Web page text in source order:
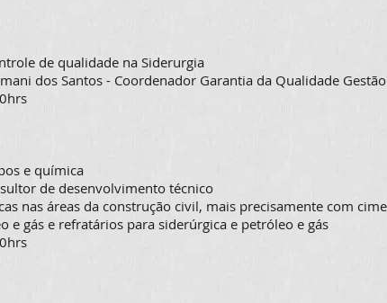
de qualidade na Siderurgia
dos Santos - Coordenador Garantia da Qualidade
e química
de desenvolvimento técnico
nas áreas da construção civil, mais precisamente com
e gás e refratários para siderúrgica e petróleo e gás